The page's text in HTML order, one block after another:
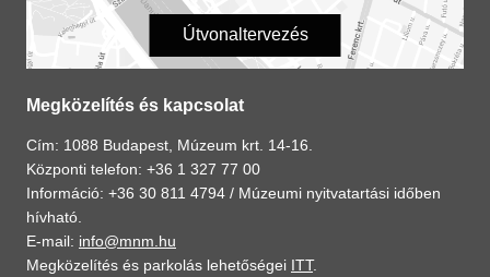
Útvonaltervezés
Megközelítés és kapcsolat
Cím: 1088 Budapest, Múzeum krt. 14-16.
Központi telefon: +36 1 327 77 00
Információ: +36 30 811 4794 / Múzeumi nyitvatartási időben
hívható.
E-mail: info@mnm.hu
Megközelítés és parkolás lehetőségei ITT.